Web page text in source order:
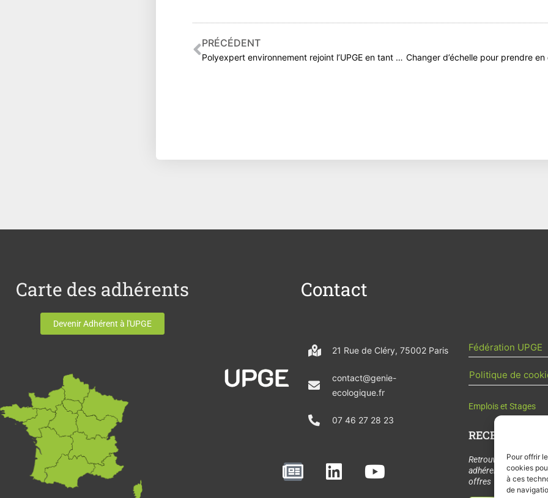
Pour offrir
cookies
à ces
de
Précédent
PRÉCÉDENT
Polyexpert environnement rejoint l’UPGE en tant que partenaire.
Carte des adhérents
Devenir Adhérent à l'UPGE
Contact
21 Rue de Cléry, 75002 Paris
contact@genie-
ecologique.fr
07 46 27 28 23
N
e
L
i
Y
o
Fédération UPGE
Politique de
Emplois et Stages
RECEVOIR
Retrouvez tous
adhérents, les
offres de stages et